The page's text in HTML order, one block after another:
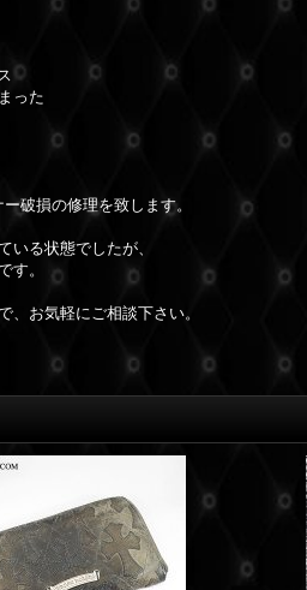
った
破損の修理を致します。
いる状態でしたが、
す。
、お気軽にご相談下さい。